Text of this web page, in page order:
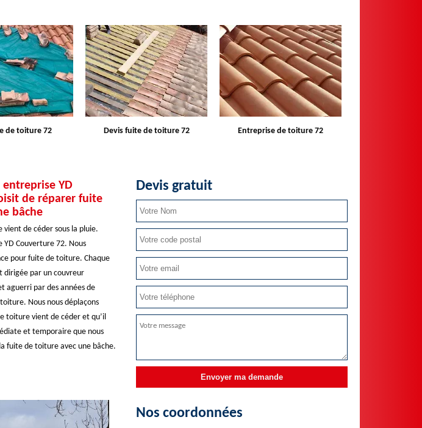
de toiture 72 Entreprise de toiture 72 Devis toiture 72
YD
de réparer fuite
bâche
de céder sous la pluie.
Couverture 72. Nous
pour fuite de toiture. Chaque
dirigée par un couvreur
aguerri par des années de
Nous nous déplaçons
toiture vient de céder et qu’il
et temporaire que nous
fuite de toiture avec une bâche.
Devis gratuit
Nos coordonnées